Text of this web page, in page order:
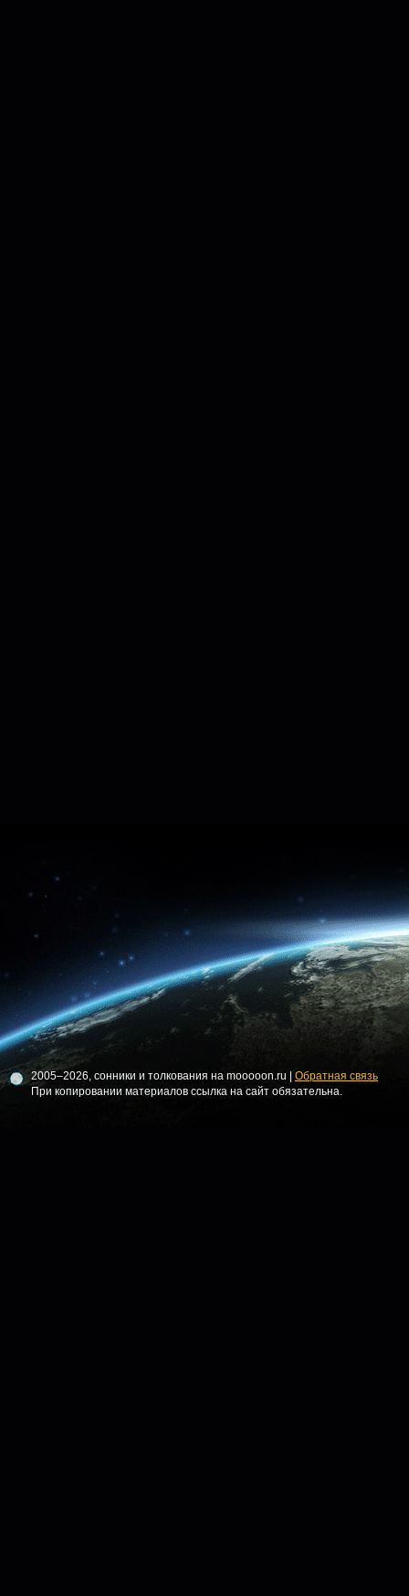
2005–2026, сонники и толкования на mooooon.ru | Обратная связь
При копировании материалов ссылка на сайт обязательна.